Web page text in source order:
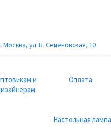
Москва, ул. Б. Семеновская, 10
и
Оплата
Настольная лампа